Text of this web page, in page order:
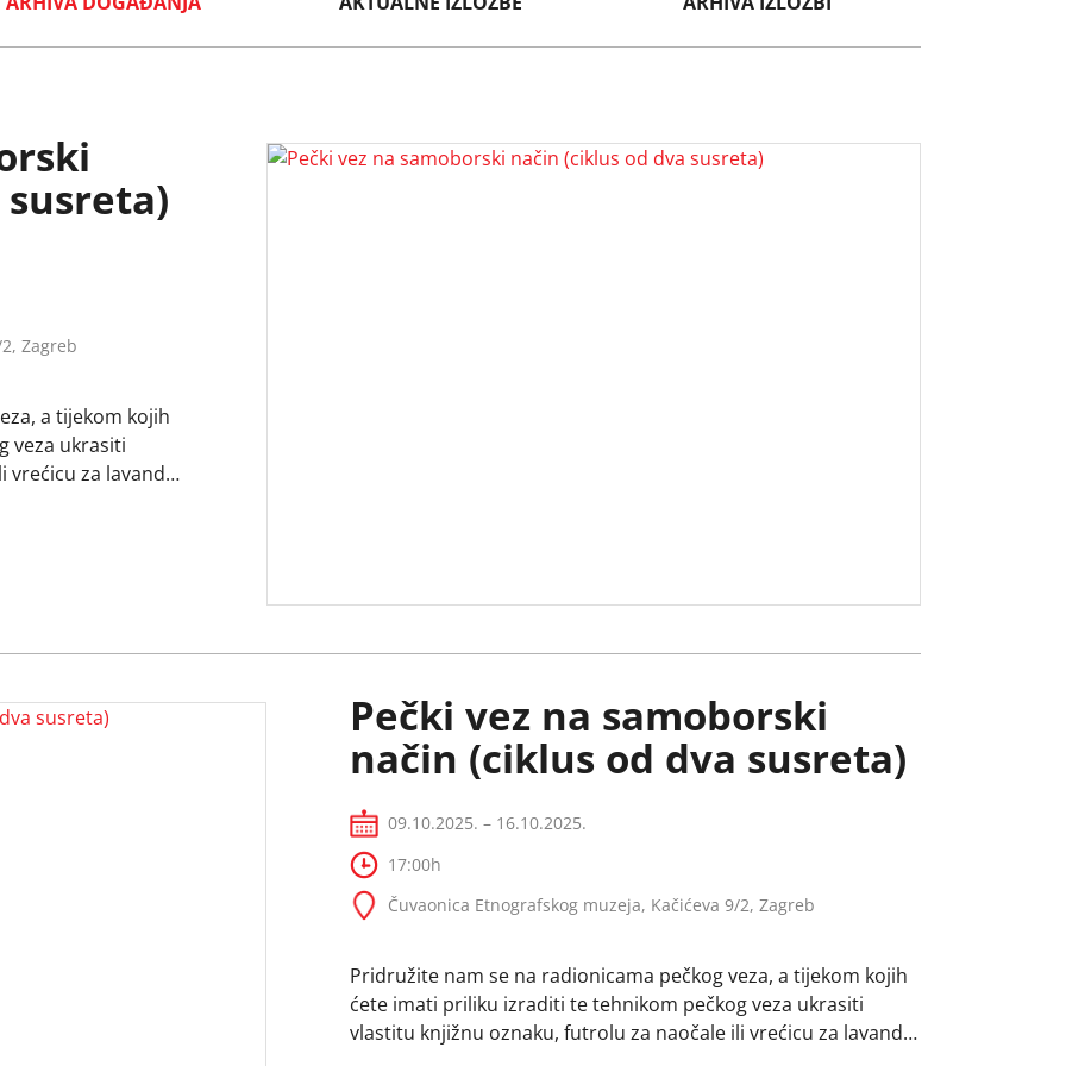
Zagreb
a tijekom kojih
veza ukrasiti
za lavandu.
Pečki vez na samoborski
način (ciklus od dva susreta)
09.10.2025. – 16.10.2025.
17:00h
Čuvaonica Etnografskog muzeja, Kačićeva 9/2, Zagreb
Pridružite nam se na radionicama pečkog veza, a tijekom kojih
ćete imati priliku izraditi te tehnikom pečkog veza ukrasiti
vlastitu knjižnu oznaku, futrolu za naočale ili vrećicu za lavandu.